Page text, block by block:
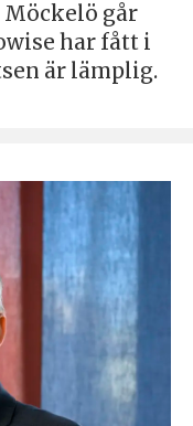
Möckelö går
har fått i
är lämplig.